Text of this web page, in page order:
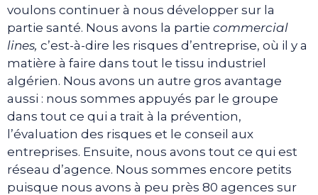
voulons continuer à nous développer sur la
partie santé. Nous avons la partie commercial
lines, c’est-à-dire les risques d’entreprise, où il y a
matière à faire dans tout le tissu industriel
algérien. Nous avons un autre gros avantage
aussi : nous sommes appuyés par le groupe
dans tout ce qui a trait à la prévention,
l’évaluation des risques et le conseil aux
entreprises. Ensuite, nous avons tout ce qui est
réseau d’agence. Nous sommes encore petits
puisque nous avons à peu près 80 agences sur